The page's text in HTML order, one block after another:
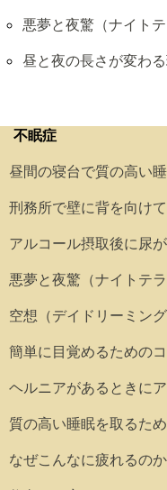
悪夢と夜驚（ナイト
昼と夜の長さが変わ
不眠症
昼間の寝台で質の高い
刑務所で壁に背を向け
アルコール摂取後に尿
悪夢と夜驚（ナイトテ
空想（デイドリーミン
簡単に目覚めるための
ヘルニアがあるときに
質の高い睡眠を取るた
なぜこんなに疲れるの